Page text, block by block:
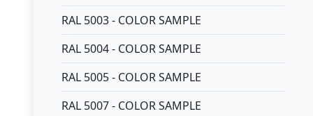
RAL 5003 - COLOR SAMPLE
RAL 5004 - COLOR SAMPLE
RAL 5005 - COLOR SAMPLE
RAL 5007 - COLOR SAMPLE